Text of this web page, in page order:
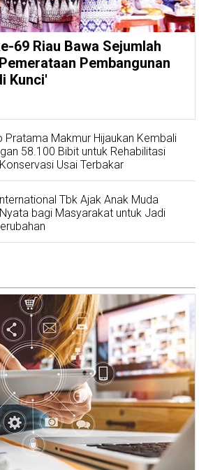
69 Riau Bawa Sejumlah
Pembangunan
Kunci'
Pratama Makmur Hijaukan Kembali
58.100 Bibit untuk Rehabilitasi
Usai Terbakar
Tbk Ajak Anak Muda
bagi Masyarakat untuk Jadi